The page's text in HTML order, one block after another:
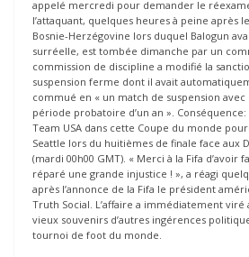
appelé mercredi pour demander le
l’attaquant, quelques heures à peine après
Bosnie-Herzégovine lors duquel Balogun
surréelle, est tombée dimanche par un
commission de discipline a modifié la
suspension ferme dont il avait
commué en « un match de suspension avec
période probatoire d’un an ».
Team USA dans cette Coupe du monde
Seattle lors du huitièmes de finale face aux
(mardi 00h00 GMT). « Merci à la Fifa d’avoir
réparé une grande injustice ! », a réagi
après l’annonce de la Fifa le président
Truth Social. L’affaire a immédiatement
vieux souvenirs d’autres ingérences
tournoi de foot du monde.